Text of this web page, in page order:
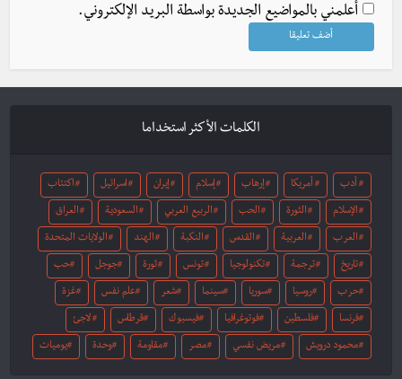
أعلمني بالمواضيع الجديدة بواسطة البريد الإلكتروني.
الكلمات الأكثر استخداما
أدب أمريكا إرهاب إسلام إيران اسرائيل اكتئاب
الإسلام الثورة الحب الربيع العربي السعودية العراق
العرب العربية القدس النكبة الهند الولايات المتحدة
تاريخ ترجمة تكنولوجيا تونس ثورة جوجل حب
حرب روسيا سوريا سينما شعر علم نفس غزة
فرنسا فلسطين فوتوغرافيا فيسبوك قرطاس لاجئ
محمود درويش مريض نفسي مصر مقاومة وحدة يوميات